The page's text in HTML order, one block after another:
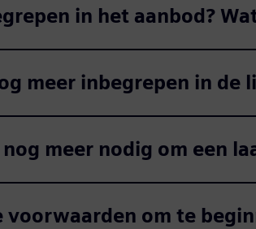
in het aanbod?
meer inbegrepen in de
meer nodig om een
voorwaarden om te